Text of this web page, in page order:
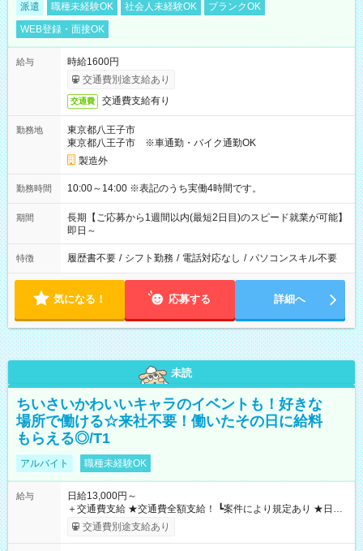
派遣 職種未経験OK 社会人未経験OK
ブランクOK
WEB登録・面接OK
給与
時給1600円
交通費別途支給あり
交通費 交通費支給有り
勤務地
東京都八王子市
東京都八王子市 ※車通勤・バイク通勤OK
製造外
勤務時間 10:00～14:00 ※表記のうち実働4時間です。
期間
長期【ご応募から1週間以内(最短2日目)のスピード就業が可能】
即日～
特徴 履歴書不要 / シフト勤務 / 電話対応なし / パソコンスキル不要
気になる！ 応募する 詳細へ
未読
ちいさいかわいいキャラのイベントも！好きな
場所で働ける☆来社不要！働いたその日に給料
もらえる◎/T1
アルバイト 職種未経験OK
給与
日給13,000円～
＋交通費支給 ★交通費全額支給！ ┗案件により規定あり ★日払
いOK！（規定あり） ┗働いたその日に現金GET♪ お仕事後はコ
ンビニATMから 日払い分を引き落とせます！ 【試用期間】試
交通費別途支給あり